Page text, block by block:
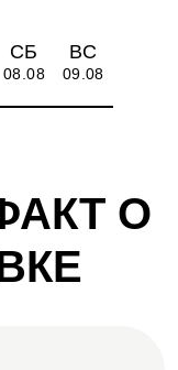
СБ
08.08
ВС
09.08
О